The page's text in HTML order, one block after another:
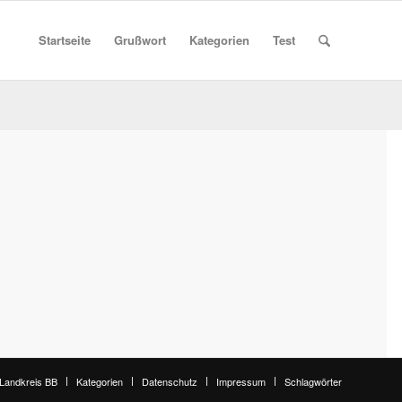
Startseite Grußwort Kategorien Test
BB Kategorien Datenschutz Impressum Schlagwörter